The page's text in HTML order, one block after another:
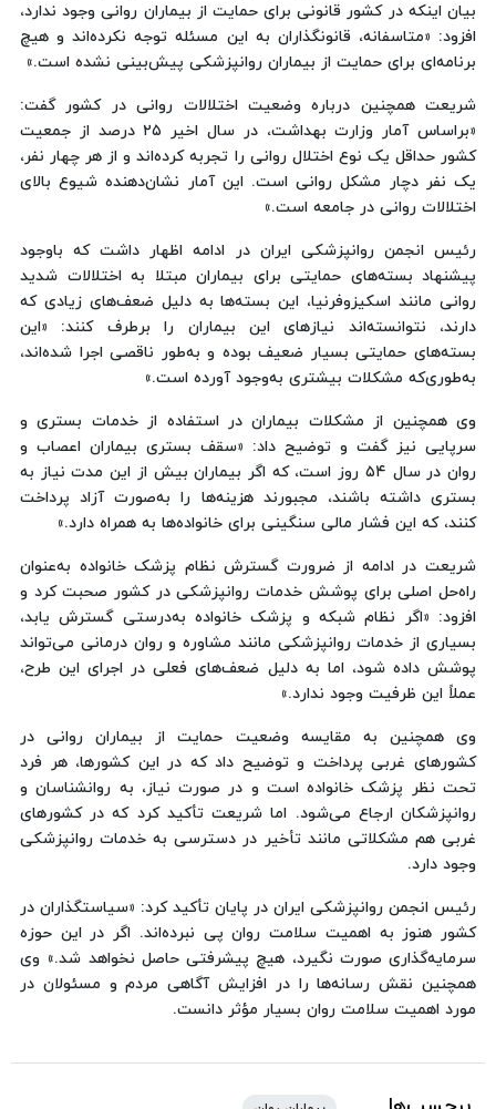
بیان اینکه در کشور قانونی برای حمایت از بیماران روانی وجود ندارد،
افزود: «متاسفانه، قانونگذاران به این مسئله توجه نکرده‌اند و هیچ
برنامه‌ای برای حمایت از بیماران روانپزشکی پیش‌بینی نشده است.»
شریعت همچنین درباره وضعیت اختلالات روانی در کشور گفت:
«براساس آمار وزارت بهداشت، در سال اخیر ۲۵ درصد از جمعیت
کشور حداقل یک نوع اختلال روانی را تجربه کرده‌اند و از هر چهار نفر،
یک نفر دچار مشکل روانی است. این آمار نشان‌دهنده شیوع بالای
اختلالات روانی در جامعه است.»
رئیس انجمن روانپزشکی ایران در ادامه اظهار داشت که باوجود
پیشنهاد بسته‌های حمایتی برای بیماران مبتلا به اختلالات شدید
روانی مانند اسکیزوفرنیا، این بسته‌ها به دلیل ضعف‌های زیادی که
دارند، نتوانسته‌اند نیازهای این بیماران را برطرف کنند: «این
بسته‌های حمایتی بسیار ضعیف بوده و به‌طور ناقصی اجرا شده‌اند،
به‌طوری‌که مشکلات بیشتری به‌وجود آورده است.»
وی همچنین از مشکلات بیماران در استفاده از خدمات بستری و
سرپایی نیز گفت و توضیح داد: «سقف بستری بیماران اعصاب و
روان در سال ۵۴ روز است، که اگر بیماران بیش از این مدت نیاز به
بستری داشته باشند، مجبورند هزینه‌ها را به‌صورت آزاد پرداخت
کنند، که این فشار مالی سنگینی برای خانواده‌ها به همراه دارد.»
شریعت در ادامه از ضرورت گسترش نظام پزشک خانواده به‌عنوان
راه‌حل اصلی برای پوشش خدمات روانپزشکی در کشور صحبت کرد و
افزود: «اگر نظام شبکه و پزشک خانواده به‌درستی گسترش یابد،
بسیاری از خدمات روانپزشکی مانند مشاوره و روان درمانی می‌تواند
پوشش داده شود، اما به دلیل ضعف‌های فعلی در اجرای این طرح،
عملاً این ظرفیت وجود ندارد.»
وی همچنین به مقایسه وضعیت حمایت از بیماران روانی در
کشورهای غربی پرداخت و توضیح داد که در این کشورها، هر فرد
تحت نظر پزشک خانواده است و در صورت نیاز، به روانشناسان و
روانپزشکان ارجاع می‌شود. اما شریعت تأکید کرد که در کشورهای
غربی هم مشکلاتی مانند تأخیر در دسترسی به خدمات روانپزشکی
وجود دارد.
رئیس انجمن روانپزشکی ایران در پایان تأکید کرد: «سیاستگذاران در
کشور هنوز به اهمیت سلامت روان پی نبرده‌اند. اگر در این حوزه
سرمایه‌گذاری صورت نگیرد، هیچ پیشرفتی حاصل نخواهد شد.» وی
همچنین نقش رسانه‌ها را در افزایش آگاهی مردم و مسئولان در
مورد اهمیت سلامت روان بسیار مؤثر دانست.